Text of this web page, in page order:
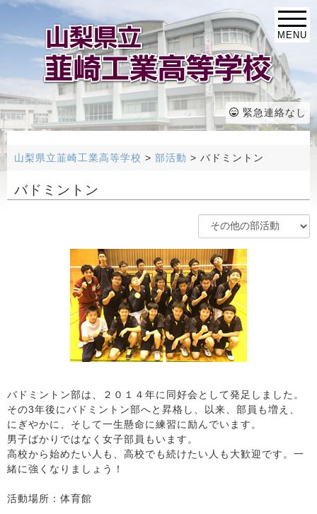
MENU
緊急連絡なし
山梨県立韮崎工業高等学校 > 部活動 > バドミントン
バドミントン
バドミントン部は、２０１４年に同好会として発足しました。
その3年後にバドミントン部へと昇格し、以来、部員も増え、
にぎやかに、そして一生懸命に練習に励んでいます。
男子ばかりではなく女子部員もいます。
高校から始めたい人も、高校でも続けたい人も大歓迎です。一
緒に強くなりましょう！
活動場所：体育館